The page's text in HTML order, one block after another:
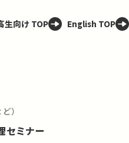
生向け TOP English TOP
）
ミナー